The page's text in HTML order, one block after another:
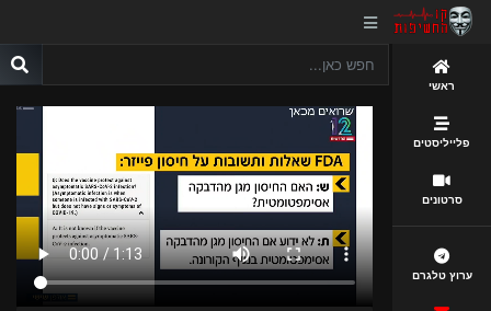
ראשי
פלייליסטים
סרטונים
ערוץ טלגרם